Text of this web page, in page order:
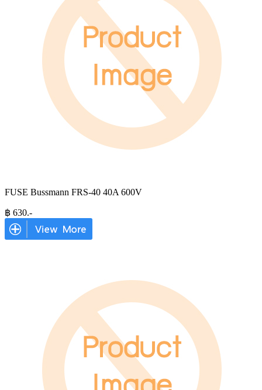
FUSE Bussmann FRS-40 40A 600V
฿ 630.-